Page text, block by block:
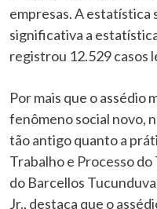
empresas. A estatística
significativa a
registrou 12.529 casos
Por mais que o assédio
fenômeno social novo,
tão antigo quanto a
Trabalho e Processo do
do Barcellos
Jr., destaca que o